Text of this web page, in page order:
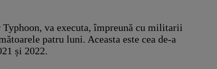
va executa, împreună cu militarii
patru luni. Aceasta este cea de-a
și 2022.